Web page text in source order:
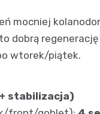
mocniej
dobrą
wtorek/piątek.
stabilizacja)